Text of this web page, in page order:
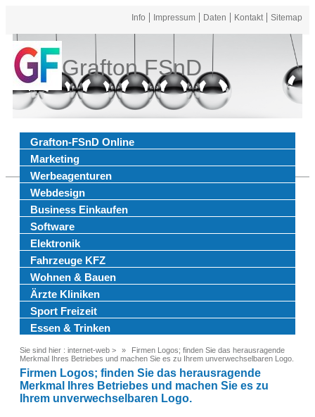
Info Impressum Daten Kontakt Sitemap
Grafton FSnD
Grafton-FSnD Online
Marketing
Werbeagenturen
Webdesign
Business Einkaufen
Software
Elektronik
Fahrzeuge KFZ
Wohnen & Bauen
Ärzte Kliniken
Sport Freizeit
Essen & Trinken
Sie sind hier : internet-web >
Firmen Logos; finden Sie das herausragende
Merkmal Ihres Betriebes und machen Sie es zu Ihrem unverwechselbaren Logo.
Firmen Logos; finden Sie das herausragende
Merkmal Ihres Betriebes und machen Sie es zu
Ihrem unverwechselbaren Logo.